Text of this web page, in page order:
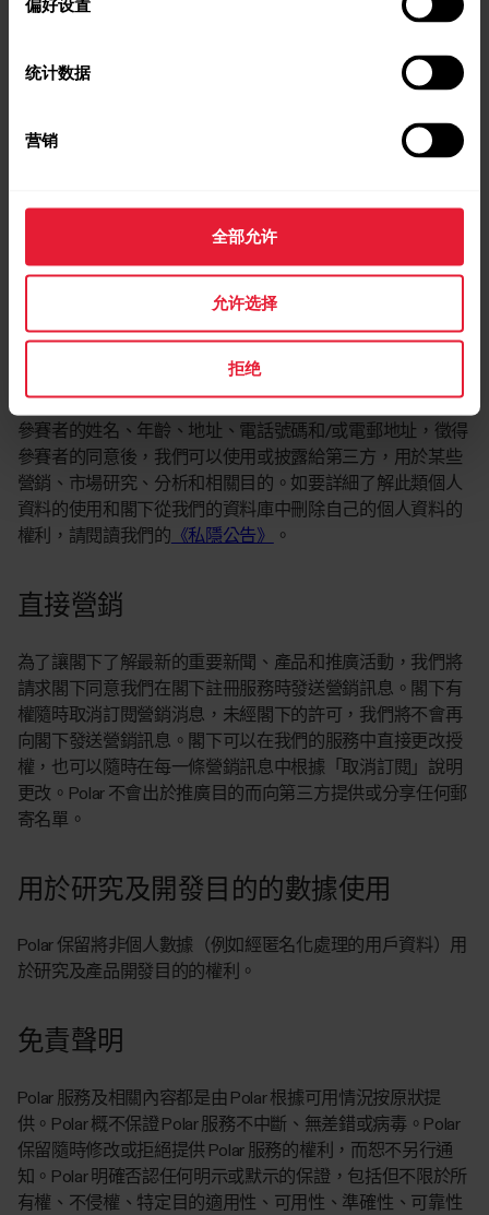
偏好设置
统计数据
营销
全部允许
允许选择
拒绝
人的同意。Polar Electro Oy、其附屬公司、子公司和任何及
的全部權益讓出。
相關比賽的回信用信封 (SAE) 到 Polar Electro Oy, Internet
Marketing Team, Professorintie 5, 90440 Kempele, Finland。
8.獲勝者同意，對於接受或使用所頒發的獎品，Polar Electro
Oy 及其子公司、附屬公司、關聯公司和員工以及其他贊助商
不承擔任何責任。我方保留權利，可全權決定取消任何參賽
參賽者的姓名、年齡、地址、電話號碼和/或電郵地址，徵得
參賽者的同意後，我們可以使用或披露給第三方，用於某些
營銷、市場研究、分析和相關目的。如要詳細了解此類個人
資料的使用和閣下從我們的資料庫中刪除自己的個人資料的
權利，請閱讀我們的
《私隱公告》 。
直接營銷
為了讓閣下了解最新的重要新聞、產品和推廣活動，我們將
請求閣下同意我們在閣下註冊服務時發送營銷訊息。閣下有
權隨時取消訂閱營銷消息，未經閣下的許可，我們將不會再
向閣下發送營銷訊息。閣下可以在我們的服務中直接更改授
權，也可以隨時在每一條營銷訊息中根據「取消訂閱」說明
更改。Polar 不會出於推廣目的而向第三方提供或分享任何郵
寄名單。
用於研究及開發目的的數據使用
Polar 保留將非個人數據（例如經匿名化處理的用戶資料）用
於研究及產品開發目的的權利。
免責聲明
Polar 服務及相關內容都是由 Polar 根據可用情況按原狀提
供。Polar 概不保證 Polar 服務不中斷、無差錯或病毒。Polar
保留隨時修改或拒絕提供 Polar 服務的權利，而恕不另行通
知。Polar 明確否認任何明示或默示的保證，包括但不限於所
有權、不侵權、特定目的適用性、可用性、準確性、可靠性